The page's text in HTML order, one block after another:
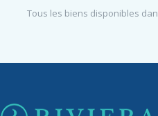
Tous les biens disponibles